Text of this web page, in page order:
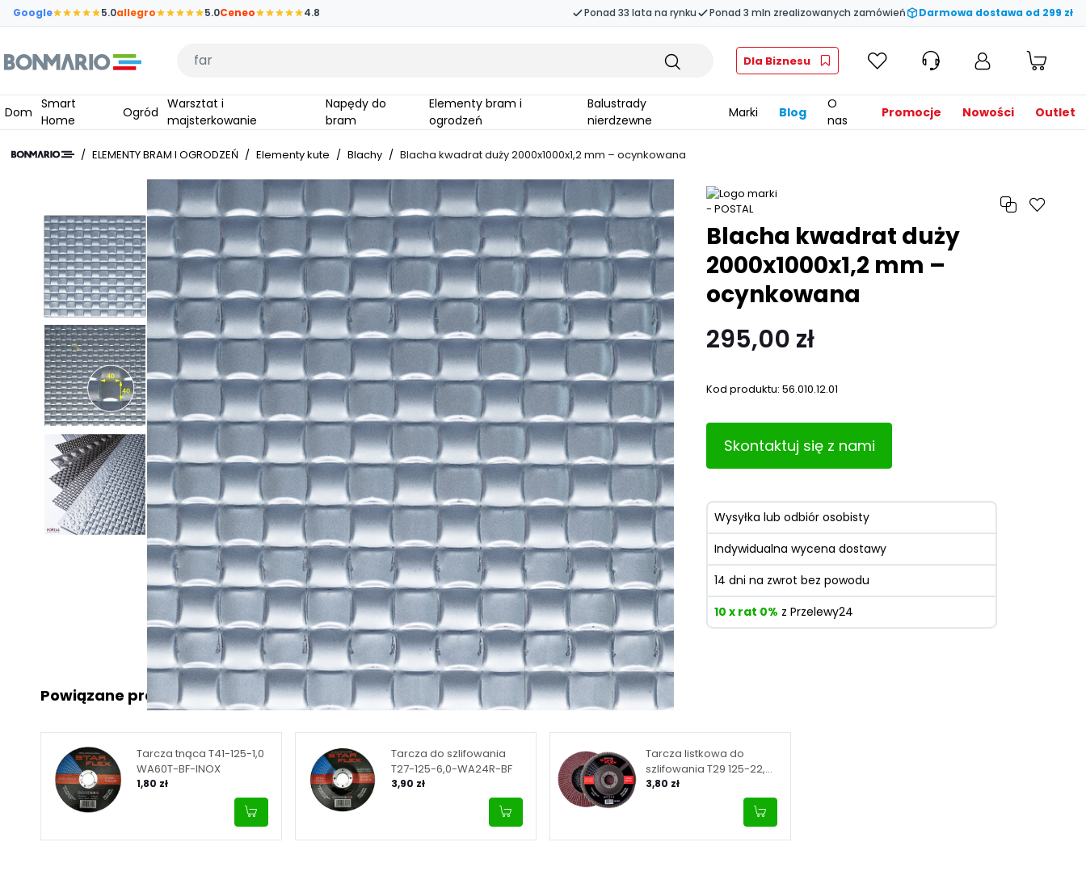
Przejdź do głównej zawartości strony
Google 5.0allegro 5.0Ceneo 4.8 Ponad 33 lata na rynku Ponad 3 mln zrealizowanych zamówień Darmowa dostawa od 299 zł
Wpisz czego szukasz Dla Biznesu
Dom
Smart
Home
Ogród
Warsztat i
majsterkowanie
Napędy do
bram
Elementy bram i
ogrodzeń
Balustrady
nierdzewne
Marki Blog
O
nas
Promocje Nowości Outlet
/ ELEMENTY BRAM I OGRODZEŃ / Elementy kute / Blachy / Blacha kwadrat duży 2000x1000x1,2 mm – ocynkowana
Powiązane produkty
Tarcza tnąca T41-125-1,0
WA60T-BF-INOX
1,80 zł
Tarcza do szlifowania
T27-125-6,0-WA24R-BF
3,90 zł
Tarcza listkowa do
szlifowania T29 125-22,
granulacja 40
3,80 zł
Blacha kwadrat duży
2000x1000x1,2 mm –
ocynkowana
295,00 zł
Kod produktu: 56.010.12.01
Skontaktuj się z nami
Wysyłka lub odbiór osobisty
Indywidualna wycena dostawy
14 dni na zwrot bez powodu
10 x rat 0% z Przelewy24